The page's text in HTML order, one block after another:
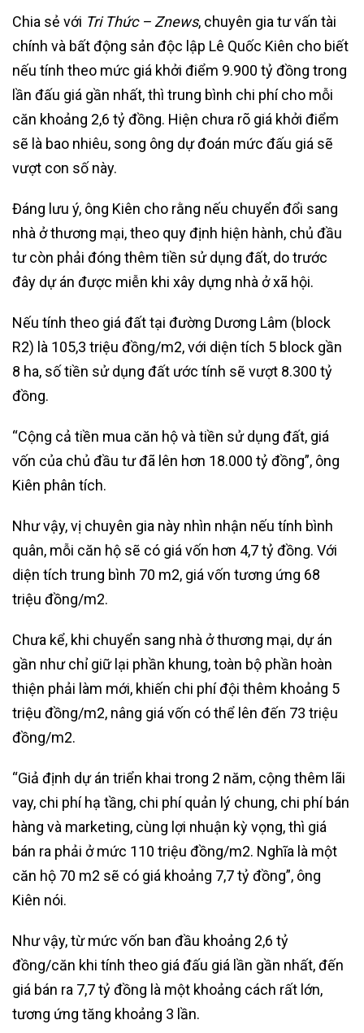
Chia sẻ với Tri Thức – Znews, chuyên gia tư vấn tài
chính và bất động sản độc lập Lê Quốc Kiên cho biết
nếu tính theo mức giá khởi điểm 9.900 tỷ đồng trong
lần đấu giá gần nhất, thì trung bình chi phí cho mỗi
căn khoảng 2,6 tỷ đồng. Hiện chưa rõ giá khởi điểm
sẽ là bao nhiêu, song ông dự đoán mức đấu giá sẽ
vượt con số này.
Đáng lưu ý, ông Kiên cho rằng nếu chuyển đổi sang
nhà ở thương mại, theo quy định hiện hành, chủ đầu
tư còn phải đóng thêm tiền sử dụng đất, do trước
đây dự án được miễn khi xây dựng nhà ở xã hội.
Nếu tính theo giá đất tại đường Dương Lâm (block
R2) là 105,3 triệu đồng/m2, với diện tích 5 block gần
8 ha, số tiền sử dụng đất ước tính sẽ vượt 8.300 tỷ
đồng.
“Cộng cả tiền mua căn hộ và tiền sử dụng đất, giá
vốn của chủ đầu tư đã lên hơn 18.000 tỷ đồng”, ông
Kiên phân tích.
Như vậy, vị chuyên gia này nhìn nhận nếu tính bình
quân, mỗi căn hộ sẽ có giá vốn hơn 4,7 tỷ đồng. Với
diện tích trung bình 70 m2, giá vốn tương ứng 68
triệu đồng/m2.
Chưa kể, khi chuyển sang nhà ở thương mại, dự án
gần như chỉ giữ lại phần khung, toàn bộ phần hoàn
thiện phải làm mới, khiến chi phí đội thêm khoảng 5
triệu đồng/m2, nâng giá vốn có thể lên đến 73 triệu
đồng/m2.
“Giả định dự án triển khai trong 2 năm, cộng thêm lãi
vay, chi phí hạ tầng, chi phí quản lý chung, chi phí bán
hàng và marketing, cùng lợi nhuận kỳ vọng, thì giá
bán ra phải ở mức 110 triệu đồng/m2. Nghĩa là một
căn hộ 70 m2 sẽ có giá khoảng 7,7 tỷ đồng”, ông
Kiên nói.
Như vậy, từ mức vốn ban đầu khoảng 2,6 tỷ
đồng/căn khi tính theo giá đấu giá lần gần nhất, đến
giá bán ra 7,7 tỷ đồng là một khoảng cách rất lớn,
tương ứng tăng khoảng 3 lần.